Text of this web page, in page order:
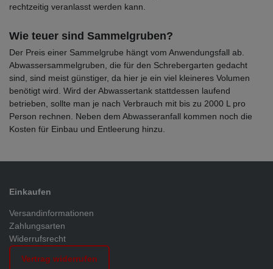
rechtzeitig veranlasst werden kann.
Wie teuer sind Sammelgruben?
Der Preis einer Sammelgrube hängt vom Anwendungsfall ab.
Abwassersammelgruben, die für den Schrebergarten gedacht
sind, sind meist günstiger, da hier je ein viel kleineres Volumen
benötigt wird. Wird der Abwassertank stattdessen laufend
betrieben, sollte man je nach Verbrauch mit bis zu 2000 L pro
Person rechnen. Neben dem Abwasseranfall kommen noch die
Kosten für Einbau und Entleerung hinzu.
Einkaufen
Versandinformationen
Zahlungsarten
Widerrufsrecht
Vertrag widerrufen